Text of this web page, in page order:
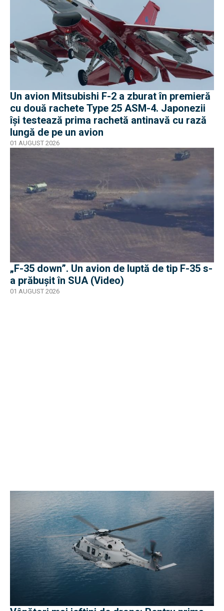
Un avion Mitsubishi F-2 a zburat în premieră
cu două rachete Type 25 ASM-4. Japonezii
își testează prima rachetă antinavă cu rază
lungă de pe un avion
01 AUGUST 2026
„F-35 down”. Un avion de luptă de tip F-35 s-
a prăbușit în SUA (Video)
01 AUGUST 2026